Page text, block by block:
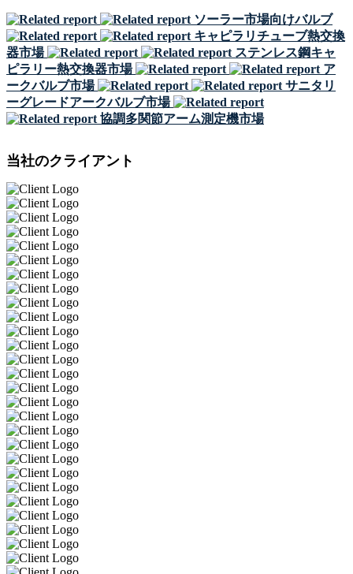
ソーラー市場向けバルブ
キャピラリチューブ熱交換
器市場
ステンレス鋼キャ
ピラリー熱交換器市場
ア
ークバルブ市場
サニタリ
ーグレードアークバルブ市場
協調多関節アーム測定機市場
当社のクライアント